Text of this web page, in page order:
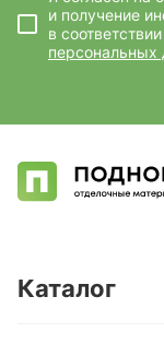
и получение
в
персональных
Каталог